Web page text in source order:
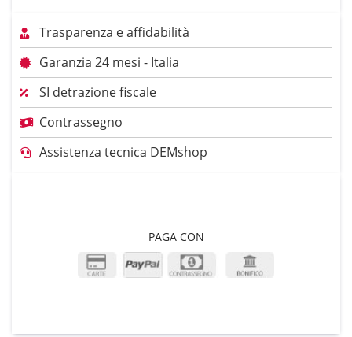
Trasparenza e affidabilità
Garanzia 24 mesi - Italia
SI detrazione fiscale
Contrassegno
Assistenza tecnica DEMshop
PAGA CON